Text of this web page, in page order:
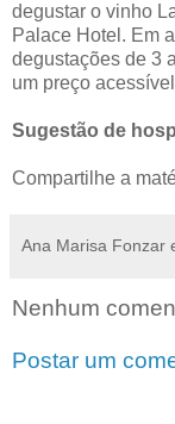
degustar o vinho
Palace Hotel. Em
degustações de 3
um preço
Sugestão de
Compartilhe a
Ana Marisa Fonzar
Nenhum
Postar um